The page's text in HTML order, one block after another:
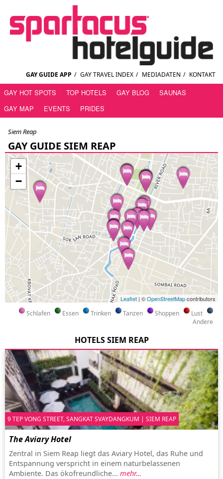
GAY GUIDE APP / GAY TRAVEL INDEX / MEDIADATEN / KONTAKT
GAY HOT SPOTS TOP HOTELS GAY BLOG
SAUNAS
GAY MAP
EVENTS PRIDES
Siem Reap
GAY GUIDE SIEM REAP
+
−
Leaflet | ©OpenStreetMapcontributors
Schlafen Essen Trinken Tanzen Shoppen
Lust
Andere
HOTELS SIEM REAP
9 TEP VONG STREET, SANGKAT SVAYDANGKUM | SIEM REAP
The Aviary Hotel
Zentral in Siem Reap liegt das Aviary Hotel, das Ruhe und
Entspannung verspricht in einem naturbelassenen
Ambiente. Das ökofreundliche... mehr…